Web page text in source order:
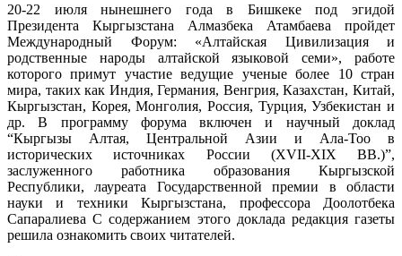
20-22 июля нынешнего года в Бишкеке под эгидой
Президента Кыргызстана Алмазбека Атамбаева пройдет
Международный Форум: «Алтайская Цивилизация и
родственные народы алтайской языковой семи», работе
которого примут участие ведущие ученые более 10 стран
мира, таких как Индия, Германия, Венгрия, Казахстан, Китай,
Кыргызстан, Корея, Монголия, Россия, Турция, Узбекистан и
др. В программу форума включен и научный доклад
“Кыргызы Алтая, Центральной Азии и Ала-Тоо в
исторических источниках России (XVII-XIX ВВ.)”,
заслуженного работника образования Кыргызской
Республики, лауреата Государственной премии в области
науки и техники Кыргызстана, профессора Доолотбека
Сапаралиева С содержанием этого доклада редакция газеты
решила ознакомить своих читателей.